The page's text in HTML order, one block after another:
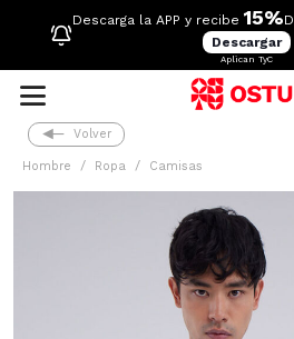
Descarga la APP y recibe 15%
Descargar
Aplican TyC
Volver
Hombre Ropa Camisas